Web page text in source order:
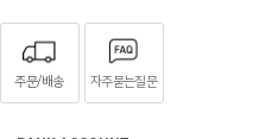
주문/배송 자주묻는질문